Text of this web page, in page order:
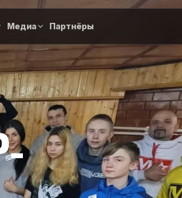
Медиа Партнёры